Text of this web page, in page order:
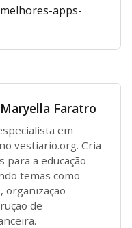
apps-
Maryella Faratro
em
vestiario.org. Cria
para a educação
temas como
organização
de